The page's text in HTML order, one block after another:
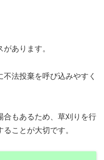
あります。
法投棄を呼び込みやすく
合もあるため、草刈りを行
ことが大切です。